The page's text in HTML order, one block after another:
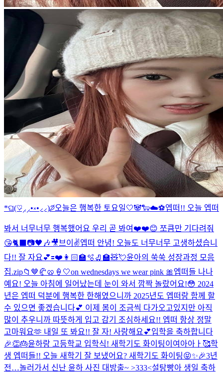
*ଘ(♡̷⸝⸝•༝•⸝⸝)੭̸오늘은 행복한 토요일🤍🐼🐑☁️⚽️엡떠!! 오늘 엡떠
봐서 너무너무 행복했어요 우리 곧 봐여❤️❤️😊 쪼큼만 기다려줘
😘🐈‍⬛📷🖤🎶🎥 브이✌️엡떠 안녕! 오늘도 너무너무 고생하셨습니
다!! 잘 자요💕🟰❤️ 👩🏻‍🏫🫧🛼🏫🧸💘윤아의 쑥쑥 성장과정 모음
집.zip📁 🤎🥐🥨🍦🤍on wednesdays we wear pink 🎀 엡떠들 나나
예요! 오늘 아침에 일어났는데 눈이 와서 깜짝 놀랐어요!😳 2024
년은 엡떠 덕분에 행복한 한해였으니까 2025년도 엡떠랑 함께 할
수 있으면 좋겠습니다💕 이제 봄이 조금씩 다가오고있지만 아직
많이 추우니까 따뜻하게 입고 감기 조심하세요!! 엡떠 항상 정말
고마워요🫶 내일 또 봐요!! 잘 자! 사랑해요💕입학을 축하합니다
🎉👏🎂윤하랑 고등학교 입학식! 새학기도 화이팅이여아아ㅏ🥰학
생 엡떠들!! 오늘 새학기 잘 보냈어요? 새학기도 화이팅😝✨🎉3년
전…놀러가서 신난 윤하 사진 대방출~ >333<설탕빵아 생일 축하